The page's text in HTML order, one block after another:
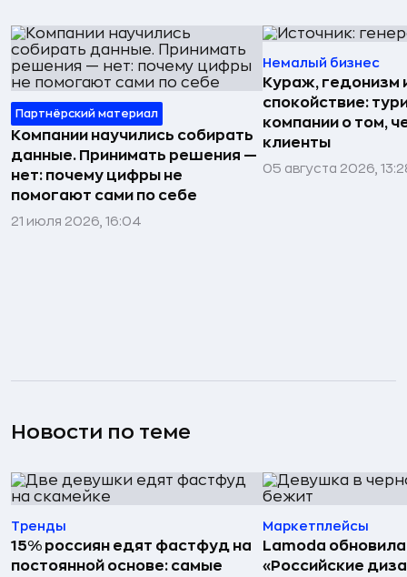
Партнёрский материал
Компании научились собирать
данные. Принимать решения —
нет: почему цифры не
помогают сами по себе
21 июля 2026, 16:04
Немалый бизнес
Кураж, гедонизм
спокойствие:
компании о том,
клиенты
05 августа 2026,
Новости по теме
Тренды
15% россиян едят фастфуд на
постоянной основе: самые
Маркетплейсы
Lamoda
«Российские